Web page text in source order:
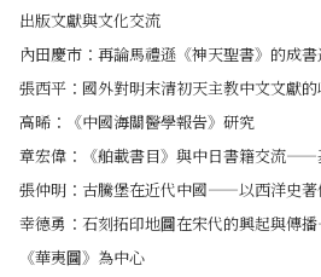
出版文獻與文化交流
內田慶市：再論馬禮遜《神天聖書》的成
張西平：國外對明末清初天主教中文文獻
高晞：《中國海關醫學報告》研究
章宏偉：《舶載書目》與中日書籍交流——
張仲明：古騰堡在近代中國——以西洋史著
幸德勇：石刻拓印地圖在宋代的興起與傳
《華夷圖》為中心